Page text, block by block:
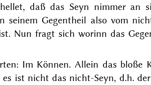
daß das Seyn nimmer an
seinem Gegentheil also vom
Nun fragt sich worinn das
Im Können. Allein das bloße
es ist nicht das nicht-Seyn, d.h.